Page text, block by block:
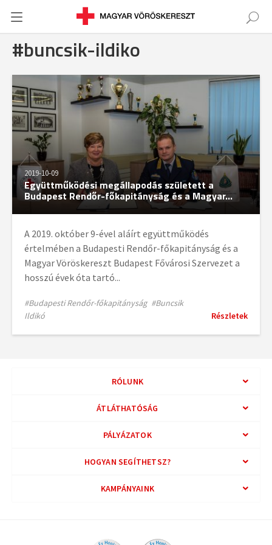
#buncsik-ildiko
2019-10-09
Együttműködési megállapodás született a
Budapest Rendőr-főkapitányság és a Magyar...
A 2019. október 9-ével aláírt együttműködés
értelmében a Budapesti Rendőr-főkapitányság és a
Magyar Vöröskereszt Budapest Fővárosi Szervezet a
hosszú évek óta tartó...
#Budapesti Rendőr-főkapitányság #Buncsik
Ildikó
Részletek
RÓLUNK
ÁTLÁTHATÓSÁG
PÁLYÁZATOK
HOGYAN SEGÍTHETSZ?
KAMPÁNYAINK